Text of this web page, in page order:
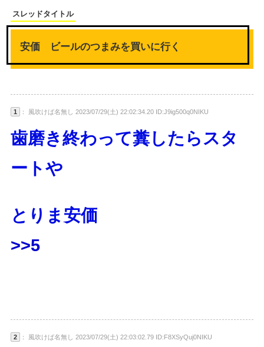
スレッドタイトル
安価 ビールのつまみを買いに行く
1 ： 風吹けば名無し 2023/07/29(土) 22:02:34.20 ID:J9ig500q0NIKU
歯磨き終わって糞したらスタ
ートや
とりま安価
>>5
2 ： 風吹けば名無し 2023/07/29(土) 22:03:02.79 ID:F8XSyQuj0NIKU